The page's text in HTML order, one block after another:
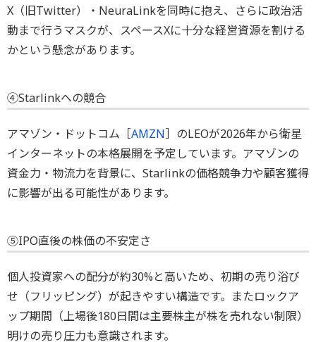
X（旧Twitter）・NeuraLinkを同時に抱え、さらに政治活
動まで行うマスクが、スペースXに十分な経営資源を割ける
かという懸念があります。
④Starlinkへの競合
アマゾン・ドットコム［AMZN］のLEOが2026年から衛星
インターネットの本格展開を予定しています。アマゾンの
資金力・物流力を背景に、Starlinkの価格競争力や顧客獲得
に影響が出る可能性があります。
⑤IPO直後の株価の不安定さ
個人投資家への配分が約30%と高いため、初期の売り浴び
せ（フリッピング）が起きやすい構造です。またロックア
ップ期間（上場後180日間は主要株主が株を売れない制限）
明けの売り圧力も意識されます。